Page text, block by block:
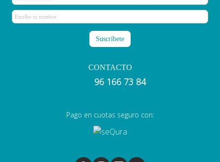
CONTACTO
96 166 73 84
Pago en cuotas seguro con: